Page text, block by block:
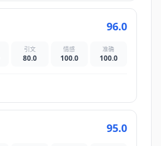
96.0
引文
80.0
情感
100.0
准确
100.0
95.0